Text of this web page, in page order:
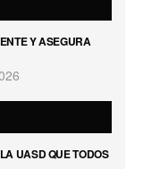
Y ASEGURA
UASD QUE TODOS